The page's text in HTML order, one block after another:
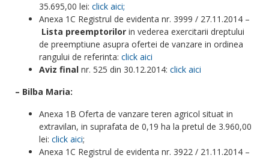
35.695,00 lei: click aici;
Anexa 1C Registrul de evidenta nr. 3999 / 27.11.2014 –
Lista preemptorilor in vederea exercitarii dreptului
de preemptiune asupra ofertei de vanzare in ordinea
rangului de referinta: click aici
Aviz final nr. 525 din 30.12.2014: click aici
– Bilba Maria:
Anexa 1B Oferta de vanzare teren agricol situat in
extravilan, in suprafata de 0,19 ha la pretul de 3.960,00
lei: click aici;
Anexa 1C Registrul de evidenta nr. 3922 / 21.11.2014 –